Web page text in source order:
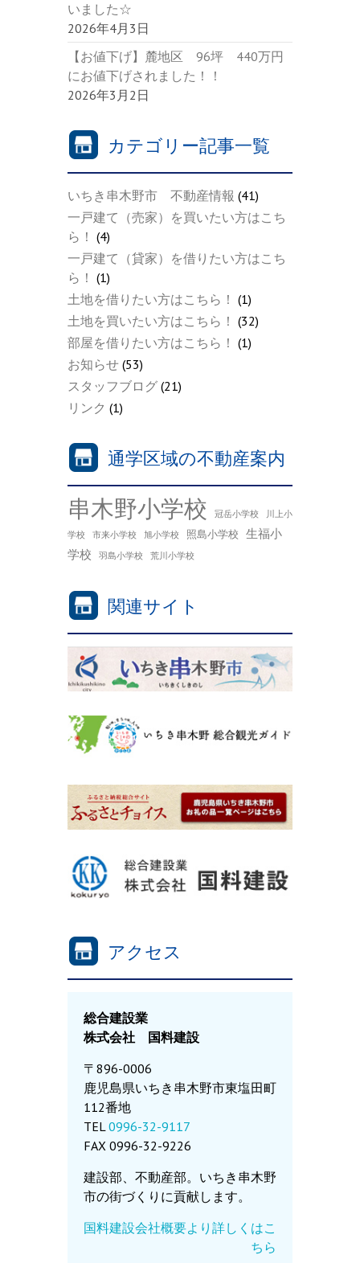
いました☆
2026年4月3日
【お値下げ】麓地区 96坪 440万円
にお値下げされました！！
2026年3月2日
カテゴリー記事一覧
いちき串木野市 不動産情報 (41)
一戸建て（売家）を買いたい方はこち
ら！ (4)
一戸建て（貸家）を借りたい方はこち
ら！ (1)
土地を借りたい方はこちら！ (1)
土地を買いたい方はこちら！ (32)
部屋を借りたい方はこちら！ (1)
お知らせ (53)
スタッフブログ (21)
リンク (1)
通学区域の不動産案内
串木野小学校 冠岳小学校
川上小
学校
市来小学校 旭小学校 照島小学校 生福小
学校
羽島小学校 荒川小学校
関連サイト
アクセス
総合建設業
株式会社 国料建設
〒896-0006
鹿児島県いちき串木野市東塩田町
112番地
TEL0996-32-9117
FAX 0996-32-9226
建設部、不動産部。いちき串木野
市の街づくりに貢献します。
国料建設会社概要より詳しくはこ
ちら